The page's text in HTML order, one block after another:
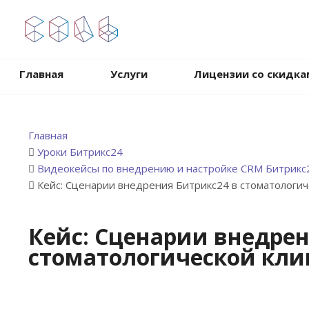
Главная Услуги Лицензии со
Главная
Уроки Битрикс24
Видеокейсы по внедрению и настройке CRM
Кейс: Сценарии внедрения Битрикс24 в
Кейс: Сценарии
стоматологической